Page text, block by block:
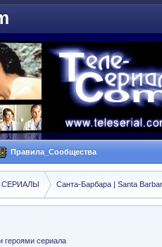
Правила_Сообщества
СЕРИАЛЫ Санта-Барбара | Santa
героями сериала